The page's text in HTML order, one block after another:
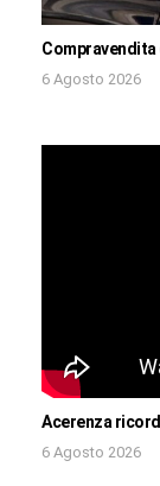
6 Agosto 2026
Acerenza
6 Agosto 2026